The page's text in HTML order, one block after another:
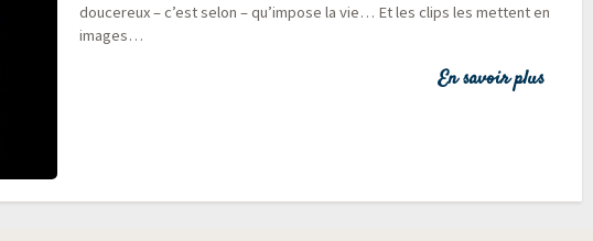
dou­ce­reux – c’est selon – qu’impose la vie… Et les clips les mettent en
images…
En savoir plus